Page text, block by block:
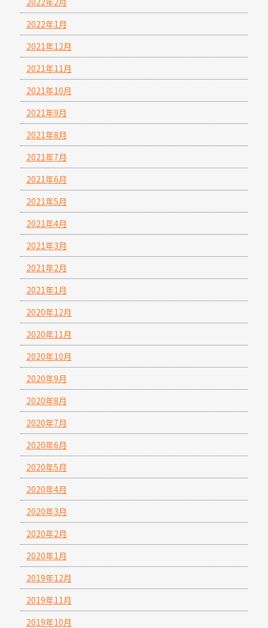
2022年1月
2021年12月
2021年11月
2021年10月
2021年9月
2021年8月
2021年7月
2021年6月
2021年5月
2021年4月
2021年3月
2021年2月
2021年1月
2020年12月
2020年11月
2020年10月
2020年9月
2020年8月
2020年7月
2020年6月
2020年5月
2020年4月
2020年3月
2020年2月
2020年1月
2019年12月
2019年11月
2019年10月